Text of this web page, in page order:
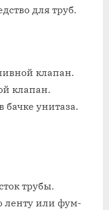
для труб.
клапан.
клапан.
бачке унитаза.
трубы.
ленту или фум-